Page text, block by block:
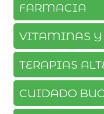
FARMACIA
VITAMINAS Y
TERAPIAS
CUIDADO